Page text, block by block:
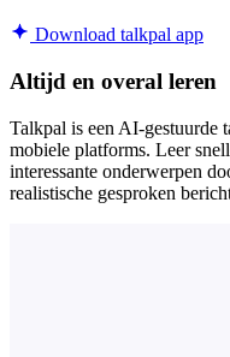
Download talkpal app
Altijd en overal leren
Talkpal is een AI-gestuurde
mobiele platforms. Leer
interessante onderwerpen
realistische gesproken